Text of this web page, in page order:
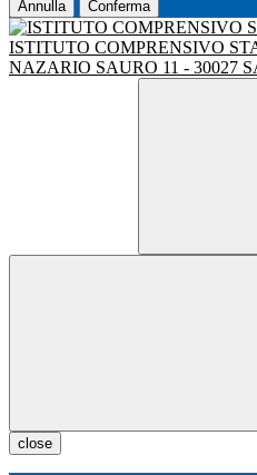
Annulla Conferma
ISTITUTO COMPRENSIVO
NAZARIO SAURO 11 - 30027
close